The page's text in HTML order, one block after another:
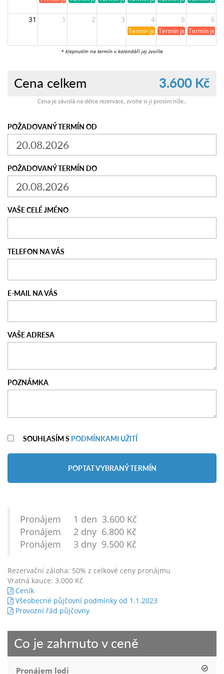
31 1 2 3 4 5 6
Termín je již rezervován
Termín je již obsazen
Termín je již
* klepnutím na termín v kalendáři jej zvolíte
Cena celkem 3.600 Kč
Cena je závislá na délce rezervace, zvolte si ji prosím níže..
POŽADOVANÝ TERMÍN OD
POŽADOVANÝ TERMÍN DO
VAŠE CELÉ JMÉNO
TELEFON NA VÁS
E-MAIL NA VÁS
VAŠE ADRESA
POZNÁMKA
SOUHLASÍM S PODMÍNKAMI UŽITÍ
POPTAT VYBRANÝ TERMÍN
Pronájem 1 den 3.600 Kč
Pronájem 2 dny 6.800 Kč
Pronájem 3 dny 9.500 Kč
Rezervační záloha: 50% z celkové ceny pronájmu
Vratná kauce: 3.000 Kč
Ceník
Všeobecné půjčovní podmínky od 1.1.2023
Provozní řád půjčovny
Co je zahrnuto v ceně
Pronájem lodi